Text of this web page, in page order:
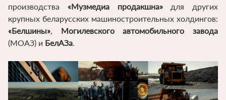
производства «Музмедиа продакшна»для других
крупных беларусских машиностроительных холдингов:
«Белшины», Могилевского автомобильного завода
(МОАЗ) и БелАЗа.